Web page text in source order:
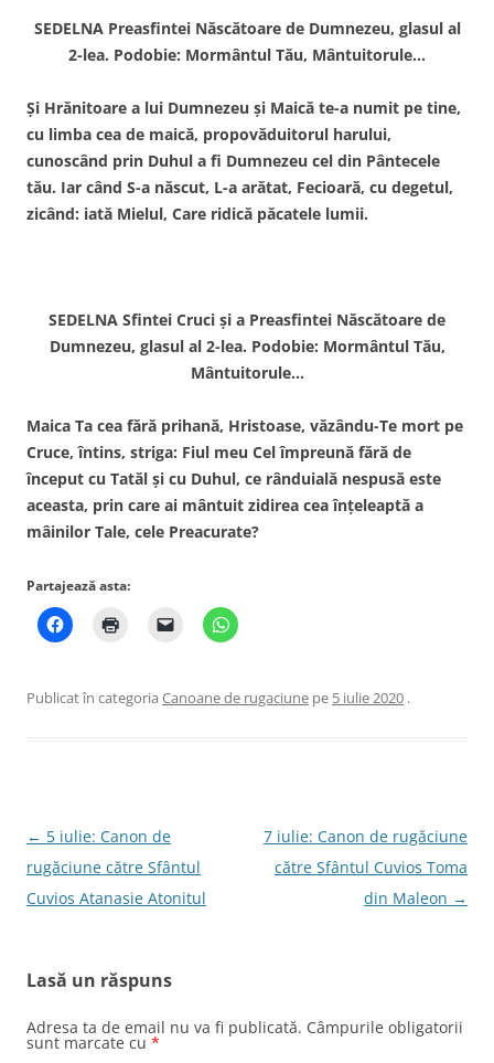
SEDELNA Preasfintei Născătoare de Dumnezeu, glasul al
2-lea. Podobie: Mormântul Tău, Mântuitorule…
Şi Hrănitoare a lui Dumnezeu şi Maică te-a numit pe tine,
cu limba cea de maică, propovăduitorul harului,
cunoscând prin Duhul a fi Dumnezeu cel din Pântecele
tău. Iar când S-a născut, L-a arătat, Fecioară, cu degetul,
zicând: iată Mielul, Care ridică păcatele lumii.
SEDELNA Sfintei Cruci şi a Preasfintei Născătoare de
Dumnezeu, glasul al 2-lea. Podobie: Mormântul Tău,
Mântuitorule…
Maica Ta cea fără prihană, Hristoase, văzându-Te mort pe
Cruce, întins, striga: Fiul meu Cel împreună fără de
început cu Tatăl şi cu Duhul, ce rânduială nespusă este
aceasta, prin care ai mântuit zidirea cea înţeleaptă a
mâinilor Tale, cele Preacurate?
Partajează asta:
Publicat în categoria Canoane de rugaciune pe 5 iulie 2020 .
Navigare
în
articole
← 5 iulie: Canon de
rugăciune către Sfântul
Cuvios Atanasie Atonitul
7 iulie: Canon de rugăciune
către Sfântul Cuvios Toma
din Maleon →
Lasă un răspuns
Adresa ta de email nu va fi publicată. Câmpurile obligatorii
sunt marcate cu *